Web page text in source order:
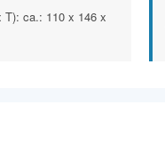
ca.: 110 x 146 x